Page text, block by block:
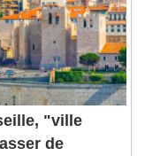
"ville